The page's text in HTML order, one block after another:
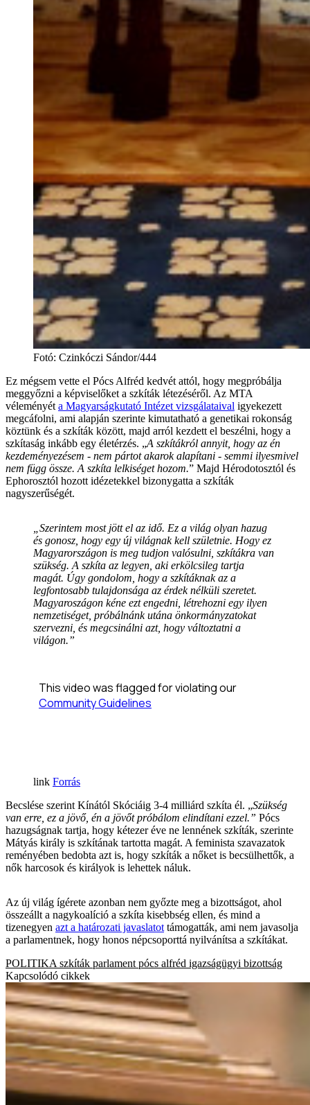
Fotó: Czinkóczi Sándor/444
Ez mégsem vette el Pócs Alfréd kedvét attól, hogy megpróbálja
meggyőzni a képviselőket a szkíták létezéséről. Az MTA
véleményét a Magyarságkutató Intézet vizsgálataival igyekezett
megcáfolni, ami alapján szerinte kimutatható a genetikai rokonság
köztünk és a szkíták között, majd arról kezdett el beszélni, hogy a
szkítaság inkább egy életérzés. „A szkítákról annyit, hogy az én
kezdeményezésem - nem pártot akarok alapítani - semmi ilyesmivel
nem függ össze. A szkíta lelkiséget hozom.” Majd Hérodotosztól és
Ephorosztól hozott idézetekkel bizonygatta a szkíták
nagyszerűségét.
„Szerintem most jött el az idő. Ez a világ olyan hazug
és gonosz, hogy egy új világnak kell születnie. Hogy ez
Magyarországon is meg tudjon valósulni, szkítákra van
szükség. A szkíta az legyen, aki erkölcsileg tartja
magát. Úgy gondolom, hogy a szkítáknak az a
legfontosabb tulajdonsága az érdek nélküli szeretet.
Magyaroszágon kéne ezt engedni, létrehozni egy ilyen
nemzetiséget, próbálnánk utána önkormányzatokat
szervezni, és megcsinálni azt, hogy változtatni a
világon.”
Forrás
Becslése szerint Kínától Skóciáig 3-4 milliárd szkíta él. „Szükség
van erre, ez a jövő, én a jövőt próbálom elindítani ezzel.” Pócs
hazugságnak tartja, hogy kétezer éve ne lennének szkíták, szerinte
Mátyás király is szkítának tartotta magát. A feminista szavazatok
reményében bedobta azt is, hogy szkíták a nőket is becsülhettők, a
nők harcosok és királyok is lehettek náluk.
Az új világ ígérete azonban nem győzte meg a bizottságot, ahol
összeállt a nagykoalíció a szkíta kisebbség ellen, és mind a
tizenegyen azt a határozati javaslatot támogatták, ami nem javasolja
a parlamentnek, hogy honos népcsoporttá nyilvánítsa a szkítákat.
POLITIKA szkíták parlament pócs alfréd igazságügyi bizottság
Kapcsolódó cikkek